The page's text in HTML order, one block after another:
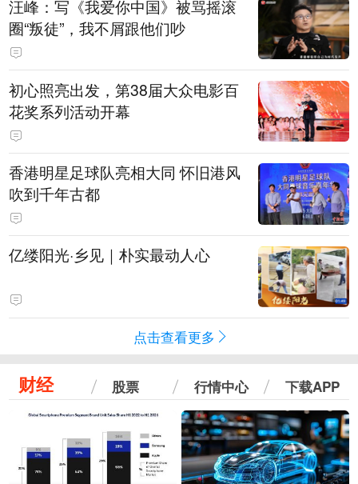
汪峰：写《我爱你中国》被骂摇滚
圈“叛徒”，我不屑跟他们吵
初心照亮出发，第38届大众电影百
花奖系列活动开幕
香港明星足球队亮相大同 怀旧港风
吹到千年古都
亿缕阳光·乡见｜朴实最动人心
点击查看更多
财经 股票 行情中心 下载APP